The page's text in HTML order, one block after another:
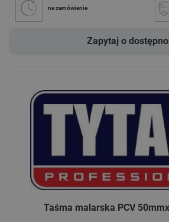
na zamówienie
Zapytaj o
Taśma malarska PCV